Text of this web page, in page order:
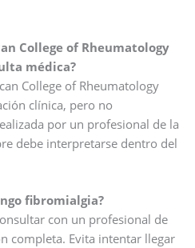
College of Rheumatology
médica?
College of Rheumatology
clínica, pero no
por un profesional de la
debe interpretarse dentro del
fibromialgia?
con un profesional de
completa. Evita intentar llegar